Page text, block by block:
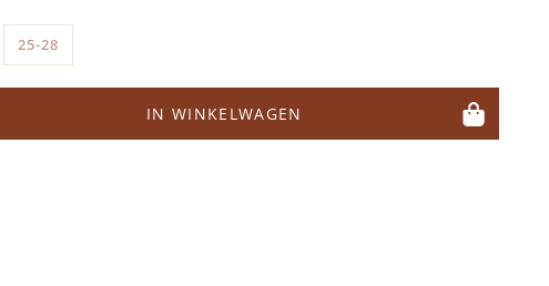
25-28
IN WINKELWAGEN